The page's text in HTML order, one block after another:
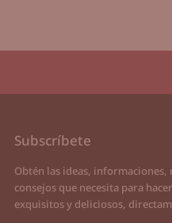
Subscríbete
Obtén las ideas, informaciones,
consejos que necesita para
exquisitos y deliciosos,